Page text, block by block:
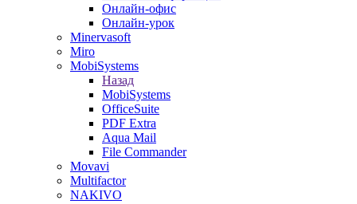
Онлайн-офис
Онлайн-урок
Minervasoft
Miro
MobiSystems
Назад
MobiSystems
OfficeSuite
PDF Extra
Aqua Mail
File Commander
Movavi
Multifactor
NAKIVO